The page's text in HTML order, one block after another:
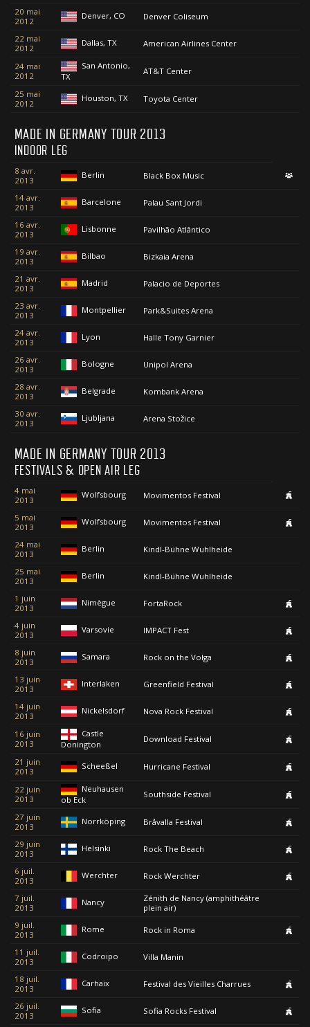
20 mai
2012
Denver, CO Denver Coliseum
22 mai
2012
Dallas, TX American Airlines Center
24 mai
2012
San Antonio,
TX
AT&T Center
25 mai
2012
Houston, TX Toyota Center
MADE IN GERMANY TOUR 2013
INDOOR LEG
8 avr.
2013
Berlin Black Box Music
14 avr.
2013
Barcelone Palau Sant Jordi
16 avr.
2013
Lisbonne Pavilhão Atlântico
19 avr.
2013
Bilbao Bizkaia Arena
21 avr.
2013
Madrid Palacio de Deportes
23 avr.
2013
Montpellier Park&Suites Arena
24 avr.
2013
Lyon Halle Tony Garnier
26 avr.
2013
Bologne Unipol Arena
28 avr.
2013
Belgrade Kombank Arena
30 avr.
2013
Ljubljana Arena Stožice
MADE IN GERMANY TOUR 2013
FESTIVALS & OPEN AIR LEG
4 mai
2013
Wolfsbourg Movimentos Festival
5 mai
2013
Wolfsbourg Movimentos Festival
24 mai
2013
Berlin Kindl-Bühne Wuhlheide
25 mai
2013
Berlin Kindl-Bühne Wuhlheide
1 juin
2013
Nimègue FortaRock
4 juin
2013
Varsovie IMPACT Fest
8 juin
2013
Samara Rock on the Volga
13 juin
2013
Interlaken Greenfield Festival
14 juin
2013
Nickelsdorf Nova Rock Festival
16 juin
2013
Castle
Donington
Download Festival
21 juin
2013
Scheeßel Hurricane Festival
22 juin
2013
Neuhausen
ob Eck
Southside Festival
27 juin
2013
Norrköping Bråvalla Festival
29 juin
2013
Helsinki Rock The Beach
6 juil.
2013
Werchter Rock Werchter
7 juil.
2013
Nancy
Zénith de Nancy (amphithéâtre
plein air)
9 juil.
2013
Rome Rock in Roma
11 juil.
2013
Codroipo Villa Manin
18 juil.
2013
Carhaix Festival des Vieilles Charrues
26 juil.
2013
Sofia Sofia Rocks Festival